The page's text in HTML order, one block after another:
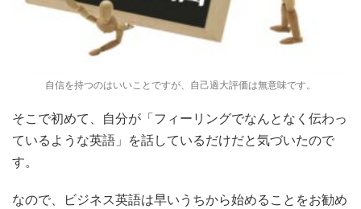
自信を持つのはいいことですが、自己過大評価は無意味です。
そこで初めて、自分が「フィーリングでなんとなく伝わっ
ているような英語」を話しているだけだと気づいたので
す。
なので、ビジネス英語は早いうちから始めることをお勧め